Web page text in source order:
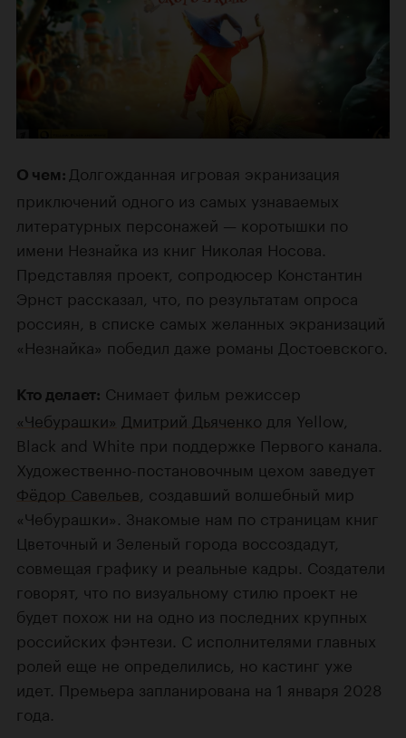
О чем: Долгожданная игровая экранизация
приключений одного из самых узнаваемых
литературных персонажей — коротышки по
имени Незнайка из книг Николая Носова.
Представляя проект, сопродюсер Константин
Эрнст рассказал, что, по результатам опроса
россиян, в списке самых желанных экранизаций
«Незнайка» победил даже романы Достоевского.
Кто делает: Снимает фильм режиссер
«Чебурашки» Дмитрий Дьяченко для Yellow,
Black and White при поддержке Первого канала.
Художественно-постановочным цехом заведует
Фёдор Савельев, создавший волшебный мир
«Чебурашки». Знакомые нам по страницам книг
Цветочный и Зеленый города воссоздадут,
совмещая графику и реальные кадры. Создатели
говорят, что по визуальному стилю проект не
будет похож ни на одно из последних крупных
российских фэнтези. С исполнителями главных
ролей еще не определились, но кастинг уже
идет. Премьера запланирована на 1 января 2028
года.